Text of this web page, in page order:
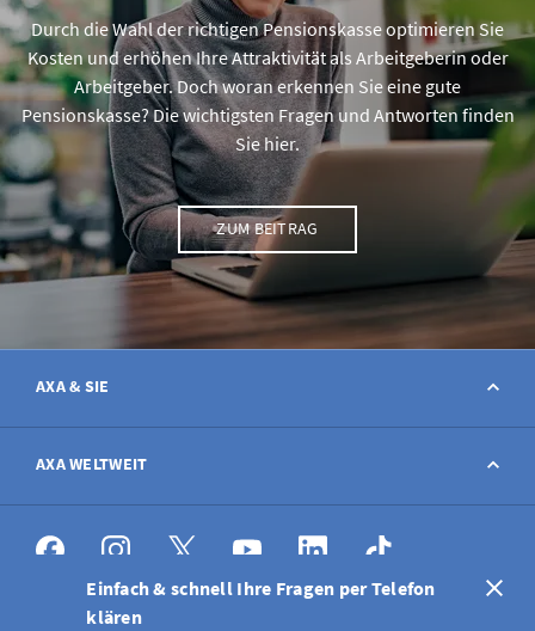
Einfach & schnell Ihre Fragen per Telefon
klären
Durch die Wahl der richtigen Pensionskasse optimieren Sie
Kosten und erhöhen Ihre Attraktivität als Arbeitgeberin oder
Arbeitgeber. Doch woran erkennen Sie eine gute
Pensionskasse? Die wichtigsten Fragen und Antworten finden
Sie hier.
ZUM BEITRAG
AXA & SIE
Kontakt
Schaden melden
Stellenangebote
AXA WELTWEIT
AXA weltweit